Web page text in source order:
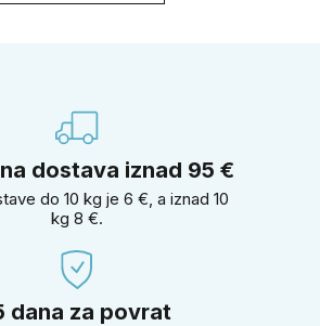
dostava iznad 95 €
do 10 kg je 6 €, a iznad 10
kg 8 €.
dana za povrat